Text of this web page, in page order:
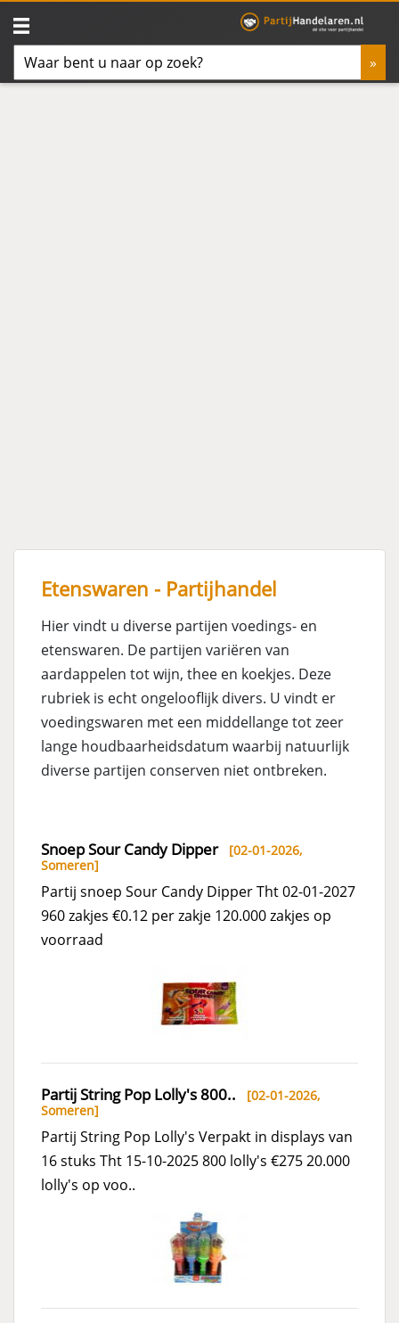
Etenswaren - Partijhandel
Hier vindt u diverse partijen voedings- en
etenswaren. De partijen variëren van
aardappelen tot wijn, thee en koekjes. Deze
rubriek is echt ongelooflijk divers. U vindt er
voedingswaren met een middellange tot zeer
lange houdbaarheidsdatum waarbij natuurlijk
diverse partijen conserven niet ontbreken.
Snoep Sour Candy Dipper[02-01-2026,
Someren]
Partij snoep Sour Candy Dipper Tht 02-01-2027
960 zakjes €0.12 per zakje 120.000 zakjes op
voorraad
Partij String Pop Lolly's 800.. [02-01-2026,
Someren]
Partij String Pop Lolly's Verpakt in displays van
16 stuks Tht 15-10-2025 800 lolly's €275 20.000
lolly's op voo..